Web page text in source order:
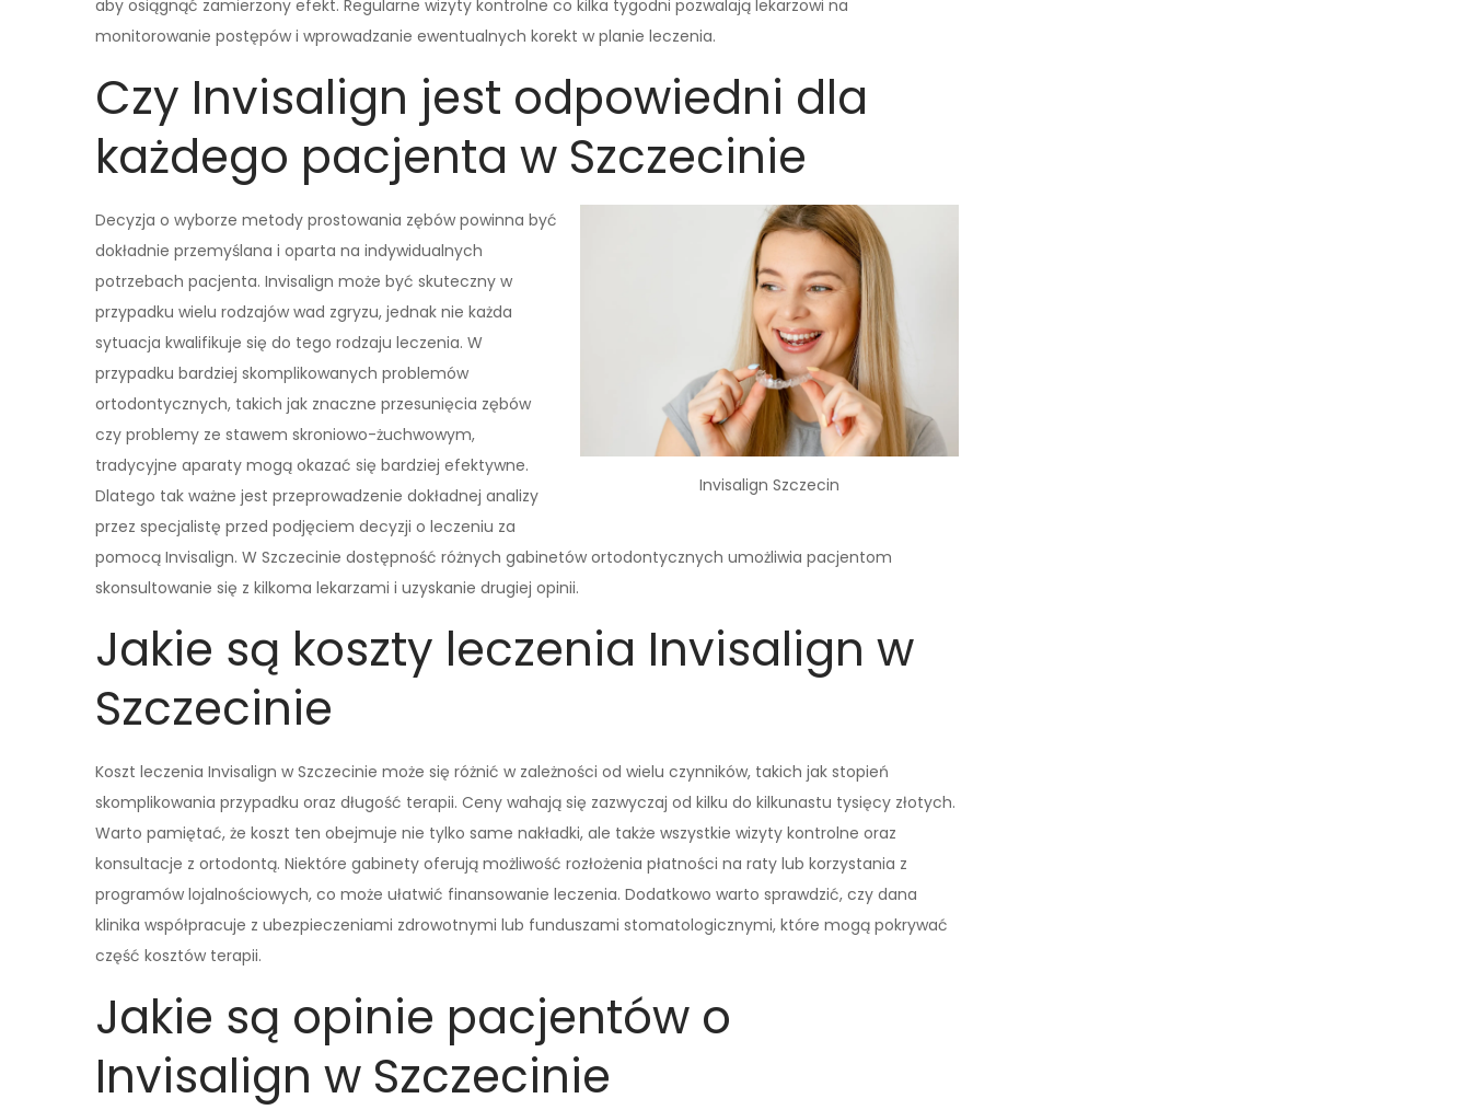
aby osiągnąć zamierzony efekt. Regularne wizyty kontrolne co kilka tygodni pozwalają lekarzowi na
monitorowanie postępów i wprowadzanie ewentualnych korekt w planie leczenia.
Czy Invisalign jest odpowiedni dla
każdego pacjenta w Szczecinie
Invisalign Szczecin
Decyzja o wyborze metody prostowania zębów powinna być
dokładnie przemyślana i oparta na indywidualnych
potrzebach pacjenta. Invisalign może być skuteczny w
przypadku wielu rodzajów wad zgryzu, jednak nie każda
sytuacja kwalifikuje się do tego rodzaju leczenia. W
przypadku bardziej skomplikowanych problemów
ortodontycznych, takich jak znaczne przesunięcia zębów
czy problemy ze stawem skroniowo-żuchwowym,
tradycyjne aparaty mogą okazać się bardziej efektywne.
Dlatego tak ważne jest przeprowadzenie dokładnej analizy
przez specjalistę przed podjęciem decyzji o leczeniu za
pomocą Invisalign. W Szczecinie dostępność różnych gabinetów ortodontycznych umożliwia pacjentom
skonsultowanie się z kilkoma lekarzami i uzyskanie drugiej opinii.
Jakie są koszty leczenia Invisalign w
Szczecinie
Koszt leczenia Invisalign w Szczecinie może się różnić w zależności od wielu czynników, takich jak stopień
skomplikowania przypadku oraz długość terapii. Ceny wahają się zazwyczaj od kilku do kilkunastu tysięcy złotych.
Warto pamiętać, że koszt ten obejmuje nie tylko same nakładki, ale także wszystkie wizyty kontrolne oraz
konsultacje z ortodontą. Niektóre gabinety oferują możliwość rozłożenia płatności na raty lub korzystania z
programów lojalnościowych, co może ułatwić finansowanie leczenia. Dodatkowo warto sprawdzić, czy dana
klinika współpracuje z ubezpieczeniami zdrowotnymi lub funduszami stomatologicznymi, które mogą pokrywać
część kosztów terapii.
Jakie są opinie pacjentów o
Invisalign w Szczecinie